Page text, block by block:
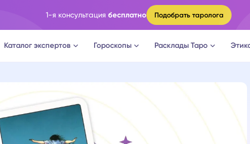
1-я консультация бесплатно Подобрать таролога
Каталог экспертов
Астрологи
Нумерологи
Гороскопы
Близнецы
Расклады Таро